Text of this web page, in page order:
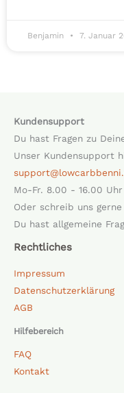
Benjamin 7. Januar
Kundensupport
Du hast Fragen zu
Unser Kundensupport
Mo-Fr. 8.00 - 16.00 Uhr
Oder schreib uns
Du hast allgemeine
Rechtliches
Impressum
Datenschutzerklärung
AGB
Hilfebereich
FAQ
Kontakt